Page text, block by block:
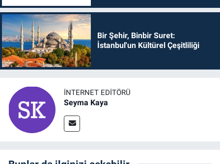
Bir Şehir, Binbir Suret:
İstanbul'un Kültürel Çeşitliliği
İNTERNET EDITÖRÜ
Seyma Kaya